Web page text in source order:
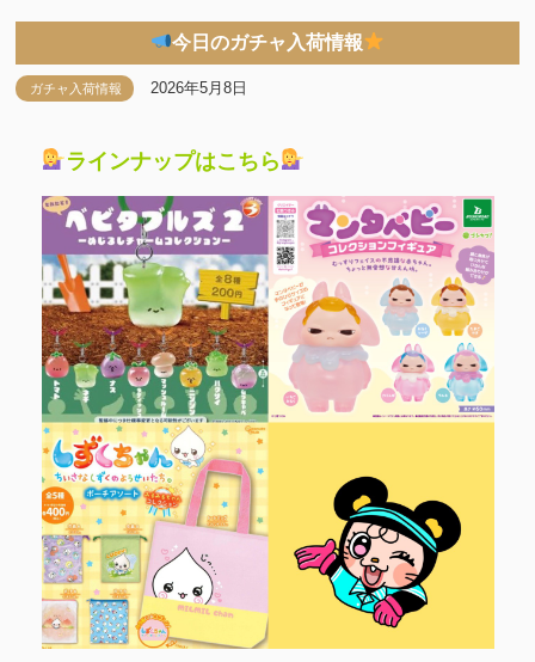
今日のガチャ入荷情報
ガチャ入荷情報 2026年5月8日
ラインナップはこちら